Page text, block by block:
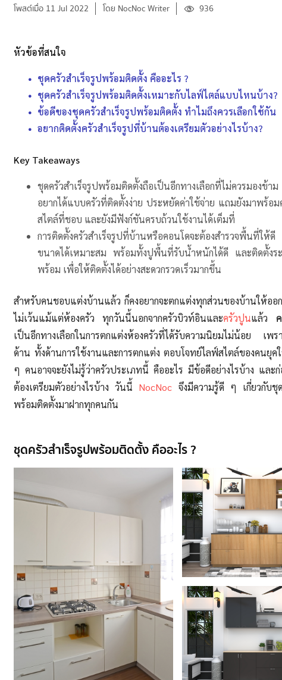
โพสต์เมื่อ 11 Jul 2022 โดย NocNoc Writer 936
หัวข้อที่สนใจ
ชุดครัวสําเร็จรูปพร้อมติดตั้ง คืออะไร ?
ชุดครัวสําเร็จรูปพร้อมติดตั้งเหมาะกับไลฟ์ไตล์แบบไหนบ้าง?
ข้อดีของชุดครัวสําเร็จรูปพร้อมติดตั้ง ทำไมถึงควรเลือกใช้กัน
อยากติดตั้งครัวสำเร็จรูปที่บ้านต้องเตรียมตัวอย่างไรบ้าง?
Key Takeaways
ชุดครัวสำเร็จรูปพร้อมติดตั้งถือเป็นอีกทางเลือกที่ไม่ควรมองข้า
อยากได้แบบครัวที่ติดตั้งง่าย ประหยัดค่าใช้จ่าย แถมยังมาพร้อม
สไตล์ที่ชอบ และยังมีฟังก์ชันครบถ้วนใช้งานได้เต็มที่
การติดตั้งครัวสำเร็จรูปที่บ้านหรือคอนโดจะต้องสำรวจพื้นที่ใ
ขนาดได้เหมาะสม พร้อมทั้งปูพื้นที่รับน้ำหนักได้ดี และติดตั้งร
พร้อม เพื่อให้ติดตั้งได้อย่างสะดวกรวดเร็วมากขึ้น
สำหรับคนชอบแต่งบ้านแล้ว ก็คงอยากจะตกแต่งทุกส่วนของบ้านให้ออก
ไม่เว้นแม้แต่ห้องครัว ทุกวันนี้นอกจากครัวบิวท์อินและครัวปูนแล้ว
เป็นอีกทางเลือกในการตกแต่งห้องครัวที่ได้รับความนิยมไม่น้อย เพร
ด้าน ทั้งด้านการใช้งานและการตกแต่ง ตอบโจทย์ไลฟ์สไตล์ของคนยุ
ๆ คนอาจจะยังไม่รู้ว่าครัวประเภทนี้ คืออะไร มีข้อดีอย่างไรบ้าง และ
ต้องเตรียมตัวอย่างไรบ้าง วันนี้ NocNoc จึงมีความรู้ดี ๆ เกี่ยวกับชุ
พร้อมติดตั้งมาฝากทุกคนกัน
ชุดครัวสําเร็จรูปพร้อมติดตั้ง คืออะไร ?